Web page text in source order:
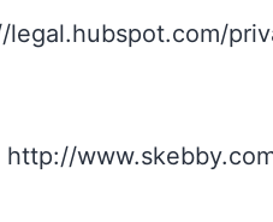
legal.hubspot.com/
http://